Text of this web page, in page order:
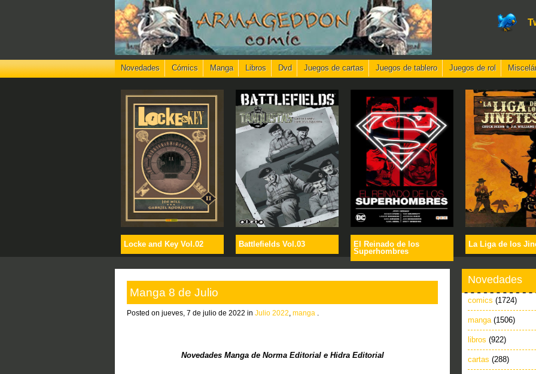
Novedades Cómics Manga Libros Dvd Juegos de cartas Juegos de tablero Juegos de rol
Locke and Key Vol.02 Battlefields Vol.03
El Reinado de los
Superhombres
La Liga de los
Manga 8 de Julio
Posted on jueves, 7 de julio de 2022 in Julio 2022 manga
Novedades Manga de Norma Editorial e Hidra Editorial
Novedades
comics (1724)
manga (1506)
libros (922)
cartas (288)